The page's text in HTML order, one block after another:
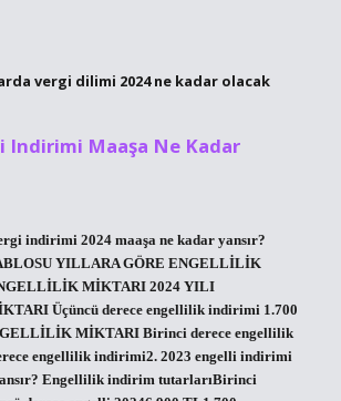
vergi dilimi 2024 ne kadar olacak
Indirimi Maaşa Ne Kadar
indirimi 2024 maaşa ne kadar yansır?
YILLARA GÖRE ENGELLİLİK
MİKTARI 2024 YILI
Üçüncü derece engellilik indirimi 1.700
MİKTARI Birinci derece engellilik
engellilik indirimi2. 2023 engelli indirimi
Engellilik indirim tutarlarıBirinci